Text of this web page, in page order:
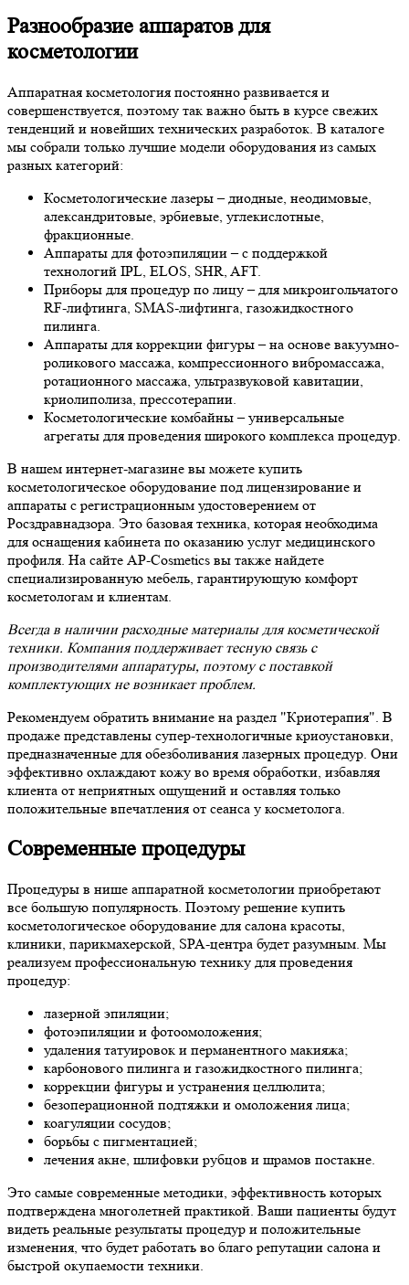
Разнообразие аппаратов для
косметологии
Аппаратная косметология постоянно развивается и
совершенствуется, поэтому так важно быть в курсе свежих
тенденций и новейших технических разработок. В каталоге
мы собрали только лучшие модели оборудования из самых
разных категорий:
Косметологические лазеры – диодные, неодимовые,
александритовые, эрбиевые, углекислотные,
фракционные.
Аппараты для фотоэпиляции – с поддержкой
технологий IPL, ELOS, SHR, AFT.
Приборы для процедур по лицу – для микроигольчатого
RF-лифтинга, SMAS-лифтинга, газожидкостного
пилинга.
Аппараты для коррекции фигуры – на основе вакуумно-
роликового массажа, компрессионного вибромассажа,
ротационного массажа, ультразвуковой кавитации,
криолиполиза, прессотерапии.
Косметологические комбайны – универсальные
агрегаты для проведения широкого комплекса процедур.
В нашем интернет-магазине вы можете купить
косметологическое оборудование под лицензирование и
аппараты с регистрационным удостоверением от
Росздравнадзора. Это базовая техника, которая необходима
для оснащения кабинета по оказанию услуг медицинского
профиля. На сайте AP-Cosmetics вы также найдете
специализированную мебель, гарантирующую комфорт
косметологам и клиентам.
Всегда в наличии расходные материалы для косметической
техники. Компания поддерживает тесную связь с
производителями аппаратуры, поэтому с поставкой
комплектующих не возникает проблем.
Рекомендуем обратить внимание на раздел "Криотерапия". В
продаже представлены супер-технологичные криоустановки,
предназначенные для обезболивания лазерных процедур. Они
эффективно охлаждают кожу во время обработки, избавляя
клиента от неприятных ощущений и оставляя только
положительные впечатления от сеанса у косметолога.
Современные процедуры
Процедуры в нише аппаратной косметологии приобретают
все большую популярность. Поэтому решение купить
косметологическое оборудование для салона красоты,
клиники, парикмахерской, SPA-центра будет разумным. Мы
реализуем профессиональную технику для проведения
процедур:
лазерной эпиляции;
фотоэпиляции и фотоомоложения;
удаления татуировок и перманентного макияжа;
карбонового пилинга и газожидкостного пилинга;
коррекции фигуры и устранения целлюлита;
безоперационной подтяжки и омоложения лица;
коагуляции сосудов;
борьбы с пигментацией;
лечения акне, шлифовки рубцов и шрамов постакне.
Это самые современные методики, эффективность которых
подтверждена многолетней практикой. Ваши пациенты будут
видеть реальные результаты процедур и положительные
изменения, что будет работать во благо репутации салона и
быстрой окупаемости техники.